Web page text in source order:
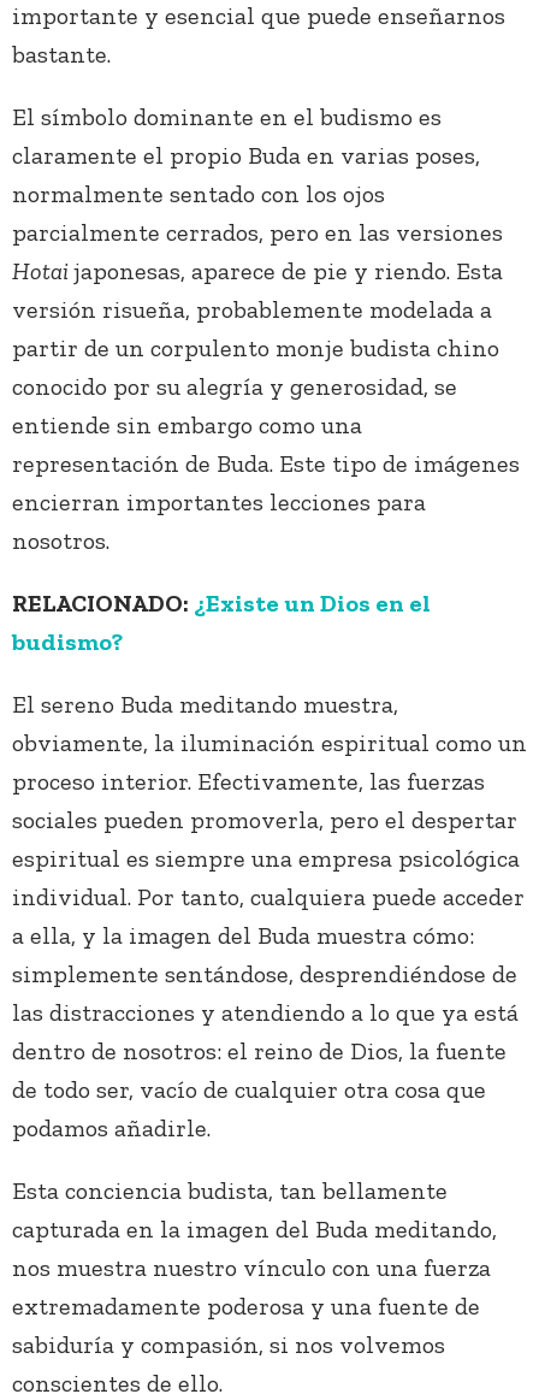
importante y esencial que puede enseñarnos
bastante.
El símbolo dominante en el budismo es
claramente el propio Buda en varias poses,
normalmente sentado con los ojos
parcialmente cerrados, pero en las versiones
Hotaijaponesas, aparece de pie y riendo. Esta
versión risueña, probablemente modelada a
partir de un corpulento monje budista chino
conocido por su alegría y generosidad, se
entiende sin embargo como una
representación de Buda. Este tipo de imágenes
encierran importantes lecciones para
nosotros.
RELACIONADO: ¿Existe un Dios en el
budismo?
El sereno Buda meditando muestra,
obviamente, la iluminación espiritual como un
proceso interior. Efectivamente, las fuerzas
sociales pueden promoverla, pero el despertar
espiritual es siempre una empresa psicológica
individual. Por tanto, cualquiera puede acceder
a ella, y la imagen del Buda muestra cómo:
simplemente sentándose, desprendiéndose de
las distracciones y atendiendo a lo que ya está
dentro de nosotros: el reino de Dios, la fuente
de todo ser, vacío de cualquier otra cosa que
podamos añadirle.
Esta conciencia budista, tan bellamente
capturada en la imagen del Buda meditando,
nos muestra nuestro vínculo con una fuerza
extremadamente poderosa y una fuente de
sabiduría y compasión, si nos volvemos
conscientes de ello.